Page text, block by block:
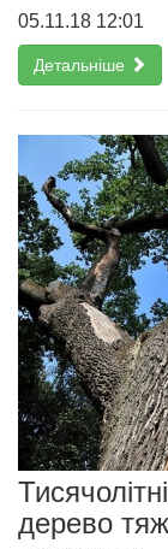
05.11.18 12:01
Детальніше
дерево